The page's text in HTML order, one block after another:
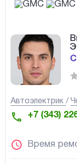
Автоэлектрик
+7 (343)
Время